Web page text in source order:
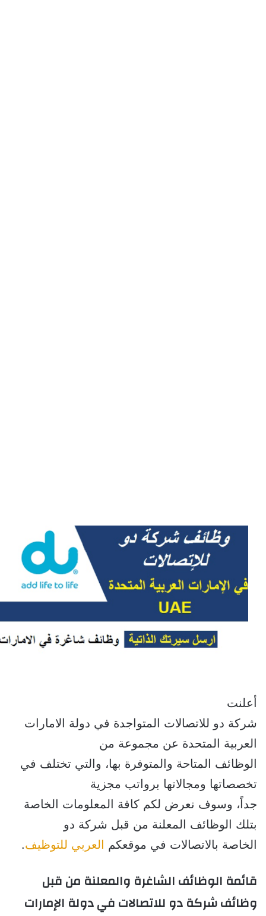
أعلنت
شركة دو للاتصالات المتواجدة في دولة الامارات
العربية المتحدة عن مجموعة من
الوظائف المتاحة والمتوفرة بها، والتي تختلف في
تخصصاتها ومجالاتها برواتب مجزية
جداً، وسوف نعرض لكم كافة المعلومات الخاصة
بتلك الوظائف المعلنة من قبل شركة دو
الخاصة بالاتصالات في موقعكم العربي للتوظيف.
وظائف شركة دو للاتصالات في دولة الإمارات